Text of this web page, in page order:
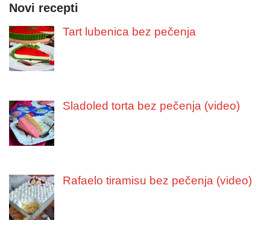
Novi recepti
Tart lubenica bez pečenja
Sladoled torta bez pečenja (video)
Rafaelo tiramisu bez pečenja (video)